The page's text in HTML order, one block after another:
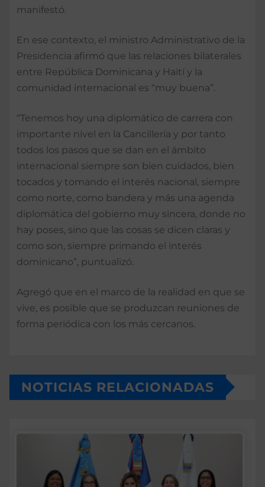
manifestó.
En ese contexto, el ministro Administrativo de la
Presidencia afirmó que las relaciones bilaterales
entre República Dominicana y Haití y la
comunidad internacional es “muy buena”.
“Tenemos hoy una diplomático de carrera con
importante nivel en la Cancillería y por tanto
todos los pasos que se dan en el ámbito
internacional siempre son bien cuidados, bien
tocados y tomando el interés nacional, siempre
como norte, como bandera y más una agenda
diplomática del gobierno muy sincera, donde no
hay poses, sino que las cosas se dicen claras y
como son, siempre primando el interés
dominicano”, puntualizó.
Agregó que en el marco de la realidad en que se
vive, es posible que se produzcan reuniones de
forma periódica con los más cercanos.
NOTICIAS RELACIONADAS